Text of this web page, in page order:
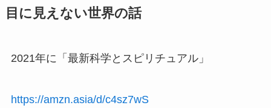
目に見えない世界の話
2021年に「最新科学とスピリチュアル」
https://amzn.asia/d/c4sz7wS